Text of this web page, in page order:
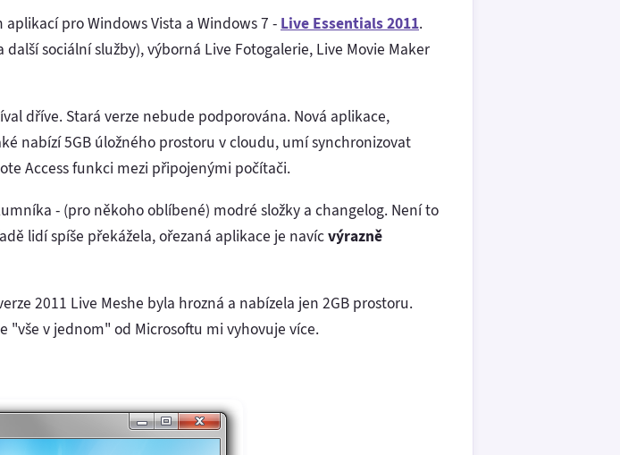
pro Windows Vista a Windows 7 - Live Essentials 2011.
sociální služby), výborná Live Fotogalerie, Live Movie Maker
dříve. Stará verze nebude podporována. Nová aplikace,
nabízí 5GB úložného prostoru v cloudu, umí synchronizovat
Access funkci mezi připojenými počítači.
- (pro někoho oblíbené) modré složky a changelog. Není to
lidí spíše překážela, ořezaná aplikace je navícvýrazně
2011 Live Meshe byla hrozná a nabízela jen 2GB prostoru.
"vše v jednom" od Microsoftu mi vyhovuje více.